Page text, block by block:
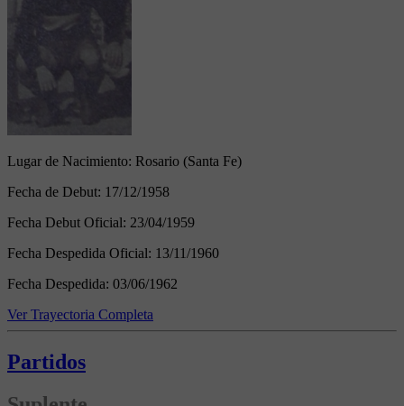
Lugar de Nacimiento: Rosario (Santa Fe)
Fecha de Debut: 17/12/1958
Fecha Debut Oficial: 23/04/1959
Fecha Despedida Oficial: 13/11/1960
Fecha Despedida: 03/06/1962
Ver Trayectoria Completa
Partidos